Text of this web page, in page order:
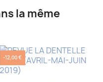
la même
-12,00 €